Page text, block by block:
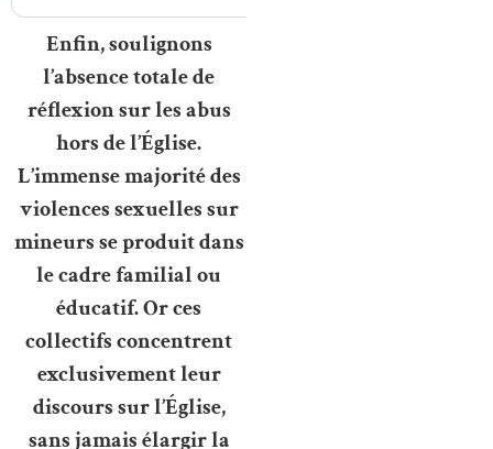
Enfin, soulignons
l’absence totale de
réflexion sur les abus
hors de l’Église.
L’immense majorité des
violences sexuelles sur
mineurs se produit dans
le cadre familial ou
éducatif. Or ces
collectifs concentrent
exclusivement leur
discours sur l’Église,
sans jamais élargir la